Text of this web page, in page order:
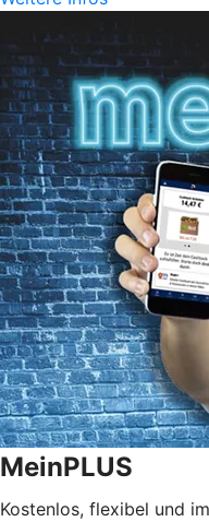
MeinPLUS
Kostenlos, flexibel und